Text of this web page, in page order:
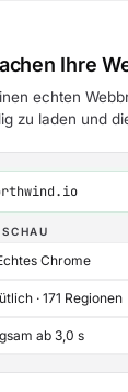
Ihre
echten
zu laden und
Chrome
· 171 Regionen
ab 3,0 s